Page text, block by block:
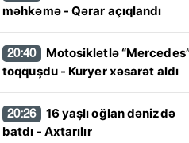
məhkəmə - Qərar açıqlandı
20:40
toqquşdu - Kuryer xəsarət aldı
20:26
batdı - Axtarılır